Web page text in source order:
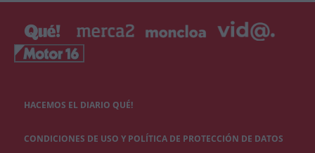
HACEMOS EL DIARIO QUÉ!
CONDICIONES DE USO Y POLÍTICA DE PROTECCIÓN DE DATOS